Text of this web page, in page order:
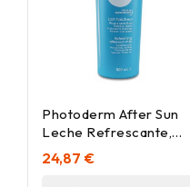
Photoderm After Sun
Leche Refrescante,
After-Sun Bioderma -
Perfumes Club
24,87 €